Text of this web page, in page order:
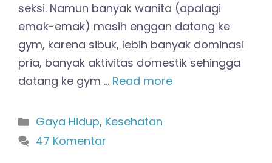
seksi. Namun banyak wanita (apalagi
emak-emak) masih enggan datang ke
gym, karena sibuk, lebih banyak dominasi
pria, banyak aktivitas domestik sehingga
datang ke gym … Read more
Kategori
Gaya Hidup, Kesehatan
47 Komentar